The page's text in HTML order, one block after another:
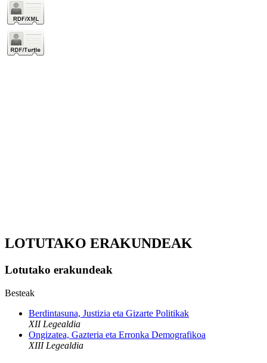
LOTUTAKO ERAKUNDEAK
Lotutako erakundeak
Besteak
Berdintasuna, Justizia eta Gizarte Politikak
XII Legealdia
Ongizatea, Gazteria eta Erronka Demografikoa
XIII Legealdia